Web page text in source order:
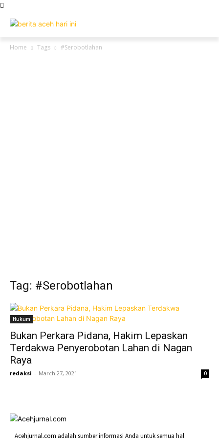
Home Tags #Serobotlahan
Tag: #Serobotlahan
Hukum
Bukan Perkara Pidana, Hakim Lepaskan
Terdakwa Penyerobotan Lahan di Nagan
Raya
redaksi - March 27, 2021 0
Acehjurnal.com adalah sumber informasi Anda untuk semua hal